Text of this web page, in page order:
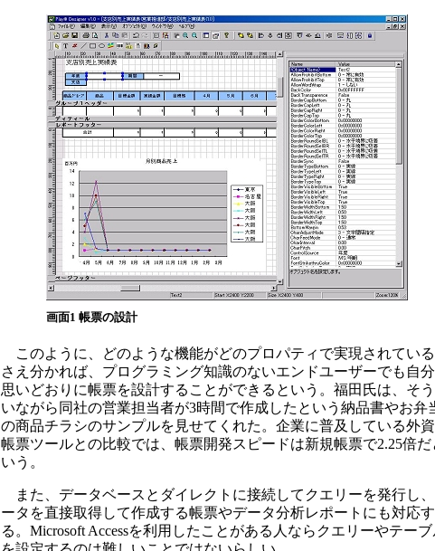
画面1 帳票の設計
このように、どのような機能がどのプロパティで実現されてい
さえ分かれば、プログラミング知識のないエンドユーザーでも自
思いどおりに帳票を設計することができるという。福田氏は、そ
いながら同社の営業担当者が3時間で作成したという納品書やお弁
の商品チラシのサンプルを見せてくれた。企業に普及している外
帳票ツールとの比較では、帳票開発スピードは新規帳票で2.25倍だ
いう。
また、データベースとダイレクトに接続してクエリーを発行し
ータを直接取得して作成する帳票やデータ分析レポートにも対応す
る。Microsoft Accessを利用したことがある人ならクエリーやテー